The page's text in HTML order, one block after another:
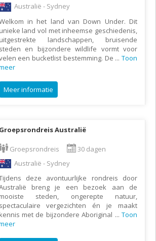
Australië - Sydney
in het land van Down Under. Dit
unieke land vol met inheemse geschiedenis,
uitgestrekte landschappen, bruisende
steden en bijzondere wildlife vormt voor
een bucketlist bestemming. De ... Toon
Meer informatie
Groepsrondreis Australië
Groepsrondreis
30 dagen
Australië - Sydney
deze avontuurlijke rondreis door
breng je een bezoek aan de
mooiste steden, ongerepte natuur,
spectaculaire vergezichten én je maakt
kennis met de bijzondere Aboriginal ... Toon